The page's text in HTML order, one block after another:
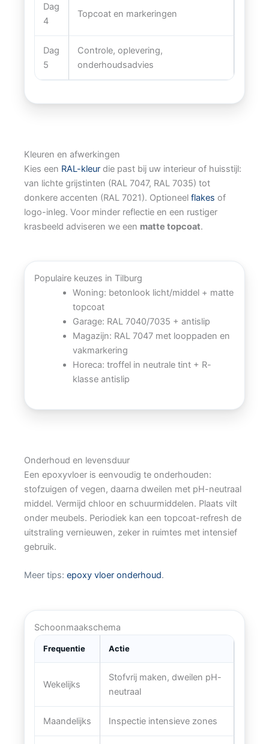
Dag
4
Topcoat en markeringen
Dag
5
Controle, oplevering,
onderhoudsadvies
Kleuren en afwerkingen
Kies een RAL-kleur die past bij uw interieur of huisstijl:
van lichte grijstinten (RAL 7047, RAL 7035) tot
donkere accenten (RAL 7021). Optioneel flakes of
logo-inleg. Voor minder reflectie en een rustiger
krasbeeld adviseren we een matte topcoat.
Populaire keuzes in Tilburg
Woning: betonlook licht/middel + matte
topcoat
Garage: RAL 7040/7035 + antislip
Magazijn: RAL 7047 met looppaden en
vakmarkering
Horeca: troffel in neutrale tint + R-
klasse antislip
Onderhoud en levensduur
Een epoxyvloer is eenvoudig te onderhouden:
stofzuigen of vegen, daarna dweilen met pH-neutraal
middel. Vermijd chloor en schuurmiddelen. Plaats vilt
onder meubels. Periodiek kan een topcoat-refresh de
uitstraling vernieuwen, zeker in ruimtes met intensief
gebruik.
Meer tips: epoxy vloer onderhoud.
Schoonmaakschema
Frequentie Actie
Wekelijks
Stofvrij maken, dweilen pH-
neutraal
Maandelijks Inspectie intensieve zones